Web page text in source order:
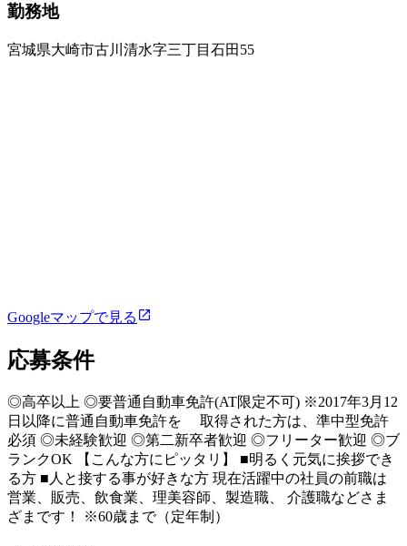
勤務地
宮城県大崎市古川清水字三丁目石田55
Googleマップで見る
応募条件
◎高卒以上 ◎要普通自動車免許(AT限定不可) ※2017年3月12
日以降に普通自動車免許を 取得された方は、準中型免許
必須 ◎未経験歓迎 ◎第二新卒者歓迎 ◎フリーター歓迎 ◎ブ
ランクOK 【こんな方にピッタリ】 ■明るく元気に挨拶でき
る方 ■人と接する事が好きな方 現在活躍中の社員の前職は
営業、販売、飲食業、理美容師、製造職、 介護職などさま
ざまです！ ※60歳まで（定年制）